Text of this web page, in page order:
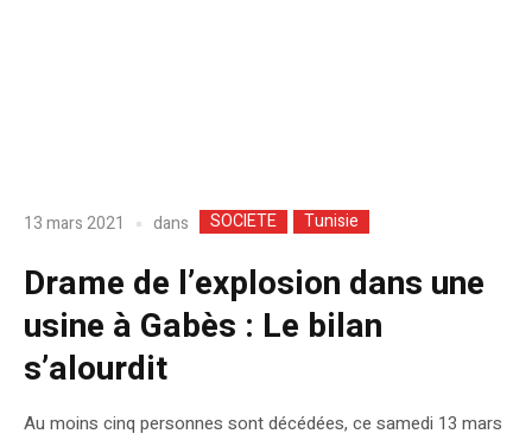
13 mars 2021 dans SOCIETE Tunisie
Drame de l’explosion dans une
usine à Gabès : Le bilan
s’alourdit
Au moins cinq personnes sont décédées, ce samedi 13 mars